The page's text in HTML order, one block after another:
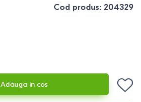
Cod produs: 204329
Adăuga in cos